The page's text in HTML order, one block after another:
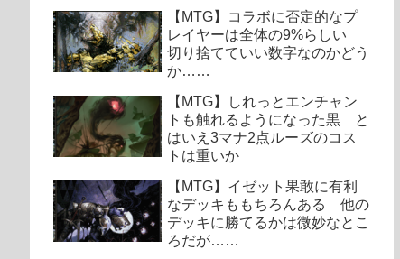
【MTG】コラボに否定的なプ
レイヤーは全体の9%らしい
切り捨てていい数字なのかどう
か……
【MTG】しれっとエンチャン
トも触れるようになった黒 と
はいえ3マナ2点ルーズのコス
トは重いか
【MTG】イゼット果敢に有利
なデッキももちろんある 他の
デッキに勝てるかは微妙なとこ
ろだが……